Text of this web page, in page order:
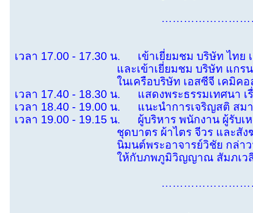
เวลา 17.00 - 17.30 น. เข้าเยี่ยมชม บริษัท ไทย
และเข้าเยี่ยมชม บริษัท แกรนด์ สยาม
ในเครือบริษัท เอสซีจี เคมิคอลส์ จำ
เวลา 17.40 - 18.30 น. แสดงพระธรรมเทศนา เ
เวลา 18.40 - 19.00 น. แนะนำการเจริญสติ สม
เวลา 19.00 - 19.15 น. ผู้บริหาร พนักงาน ผู้รับ
ชุดบาตร ผ้าไตร จีวร และสังฆ
นิมนต์พระอาจารย์วิชัย กล่าวนำ ก
ให้กับภพภูมิวิญญาณ สัมภเวสี เจ้าที่